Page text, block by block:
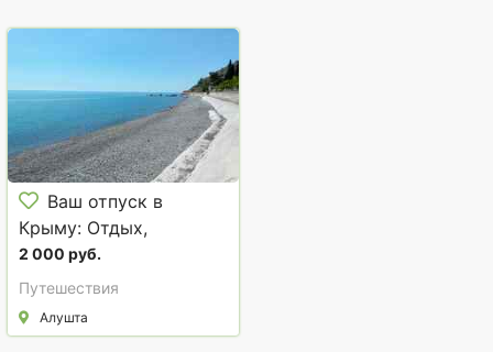
Ваш отпуск в
Крыму: Отдых,
который трогает душу
2 000 руб.
Путешествия
Алушта